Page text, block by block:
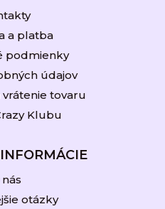
a platba
podmienky
údajov
vrátenie tovaru
Klubu
otázky